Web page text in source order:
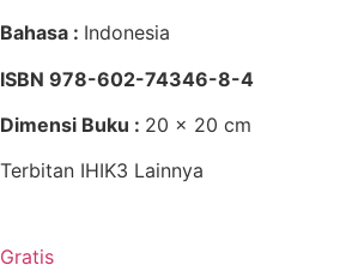
Bahasa : Indonesia
ISBN 978-602-74346-8-4
Dimensi Buku : 20 x 20 cm
Terbitan IHIK3 Lainnya
Gratis